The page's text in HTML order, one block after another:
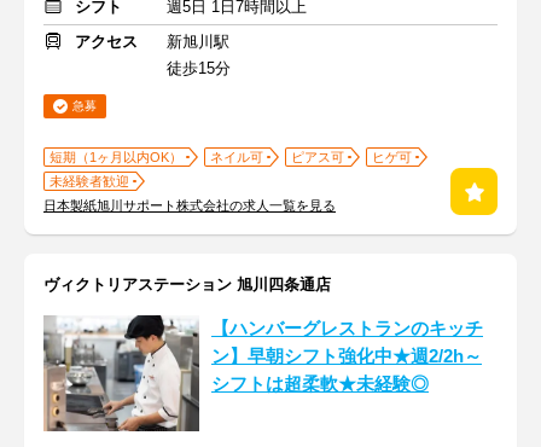
シフト
週5日 1日7時間以上
アクセス
新旭川駅
徒歩15分
急募
短期（1ヶ月以内OK） ネイル可 ピアス可
ヒゲ可
未経験者歓迎
日本製紙旭川サポート株式会社の求人一覧を見る
ヴィクトリアステーション 旭川四条通店
【ハンバーグレストランのキッチ
ン】早朝シフト強化中★週2/2h～
シフトは超柔軟★未経験◎